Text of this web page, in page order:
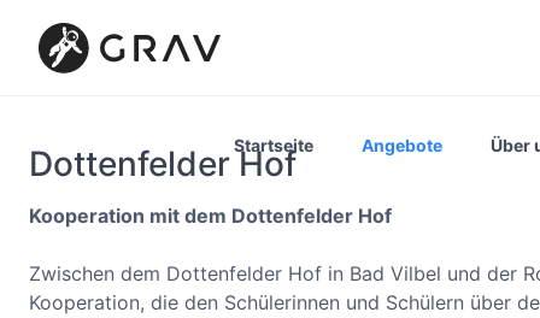
Startseite Angebote Über
Dottenfelder Hof
Kooperation mit dem Dottenfelder Hof
Zwischen dem Dottenfelder Hof in Bad Vilbel und der
Kooperation, die den Schülerinnen und Schülern über